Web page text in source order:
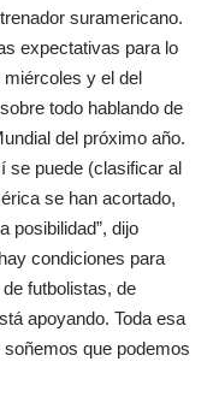
suramericano.
expectativas para lo
y el del
todo hablando de
del próximo año.
se puede (clasificar al
se han acortado,
posibilidad”, dijo
condiciones para
futbolistas, de
apoyando. Toda esa
que podemos